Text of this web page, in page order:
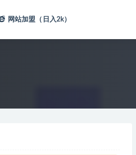
网站加盟（日入2k）